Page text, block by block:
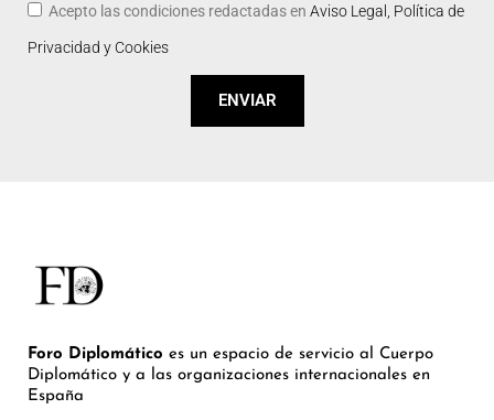
Acepto las condiciones redactadas en Aviso Legal, Política de
Privacidad y Cookies
ENVIAR
Foro Diplomático es un espacio de servicio al Cuerpo
Diplomático y a las organizaciones internacionales en
España